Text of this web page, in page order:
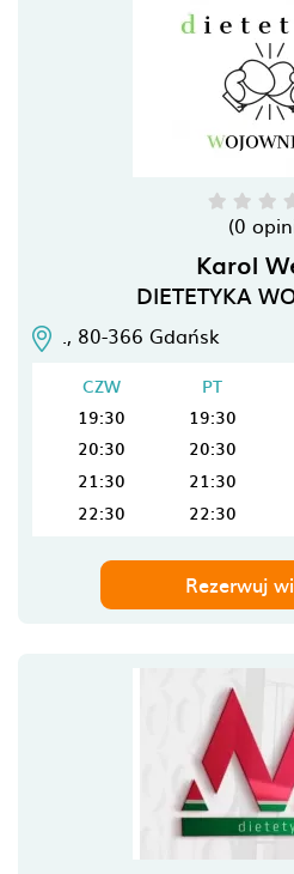
(0
Karol
DIETETYKA
., 80-366 Gdańsk
CZW PT
19:30
19:30
20:30
20:30
21:30
21:30
22:30
22:30
Rezerwuj